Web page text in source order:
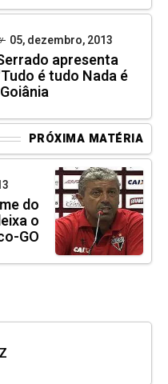
05, dezembro, 2013
apresenta
é tudo Nada é
PRÓXIMA MATÉRIA
do
o
GO